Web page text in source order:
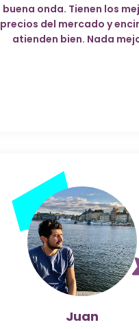
buena onda. Tienen los
precios del mercado y
atienden bien. Nada
Juan